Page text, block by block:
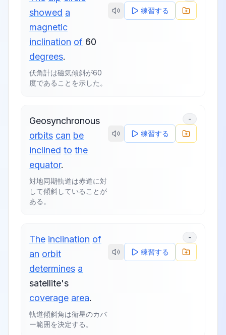
showed a
magnetic
inclination of 60
degrees.
伏角計は磁気傾斜が60
度であることを示した。
練習する
Geosynchronous
orbits can be
inclined to the
equator.
対地同期軌道は赤道に対
して傾斜していることが
ある。
-
練習する
The inclination of
an orbit
determines a
satellite's
coverage area.
軌道傾斜角は衛星のカバ
ー範囲を決定する。
-
練習する